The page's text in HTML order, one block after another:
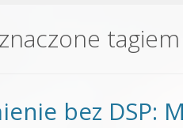
Sound Forge od podstaw
Kontakt 5 Kompendium
tagiem
bez DSP: